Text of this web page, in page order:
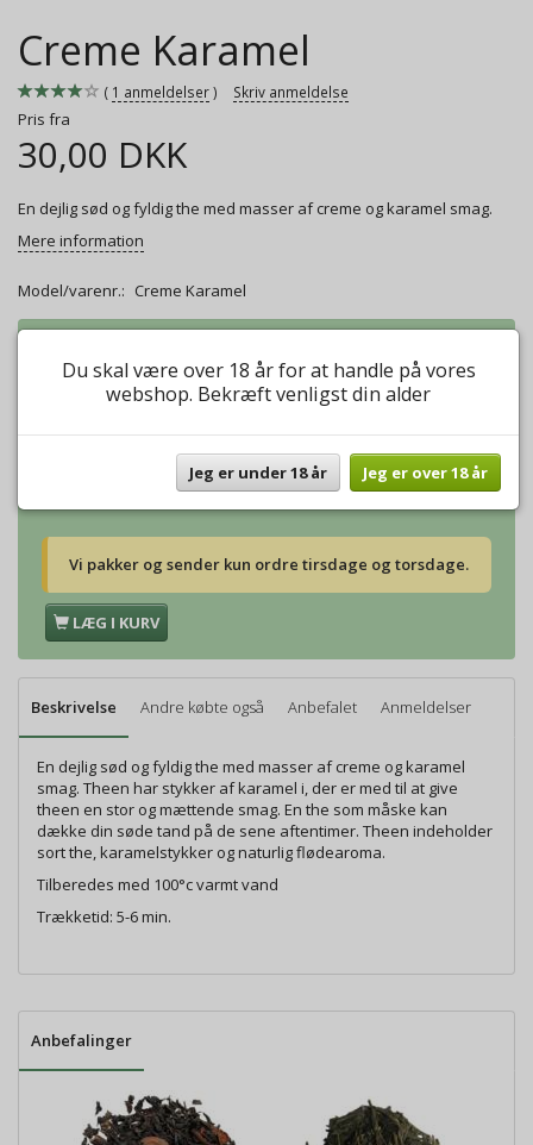
Creme Karamel
1 anmeldelser Skriv anmeldelse
Pris fra
30,00 DKK
En dejlig sød og fyldig the med masser af creme og karamel smag.
Mere information
Model/varenr.: Creme Karamel
Vægt:100g
45,00 DKK
250g
112,00 DKK
Vægt:500g
224,00 DKK
448,00 DKK
Vi pakker og sender kun ordre tirsdage og torsdage.
LÆG I KURV
Beskrivelse Andre købte også Anbefalet Anmeldelser
En dejlig sød og fyldig the med masser af creme og karamel
smag. Theen har stykker af karamel i, der er med til at give
theen en stor og mættende smag. En the som måske kan
dække din søde tand på de sene aftentimer. Theen indeholder
sort the, karamelstykker og naturlig flødearoma.
Tilberedes med 100°c varmt vand
Trækketid: 5-6 min.
Anbefalinger
Du skal være over 18 år for at handle på vores
webshop. Bekræft venligst din alder
Jeg er under 18 år Jeg er over 18 år